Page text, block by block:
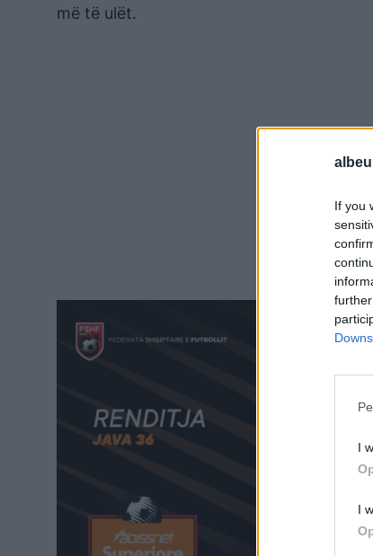
If you
I
I
më të ulët.